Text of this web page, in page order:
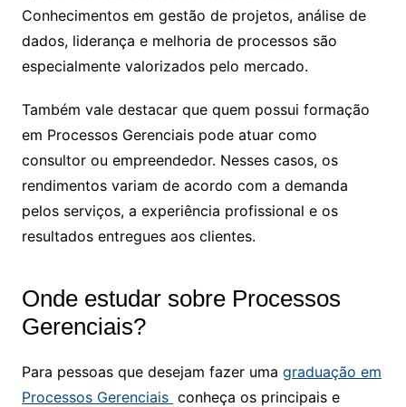
Conhecimentos em gestão de projetos, análise de
dados, liderança e melhoria de processos são
especialmente valorizados pelo mercado.
Também vale destacar que quem possui formação
em Processos Gerenciais pode atuar como
consultor ou empreendedor. Nesses casos, os
rendimentos variam de acordo com a demanda
pelos serviços, a experiência profissional e os
resultados entregues aos clientes.
Onde estudar sobre Processos
Gerenciais?
Para pessoas que desejam fazer uma graduação em
Processos Gerenciais conheça os principais e